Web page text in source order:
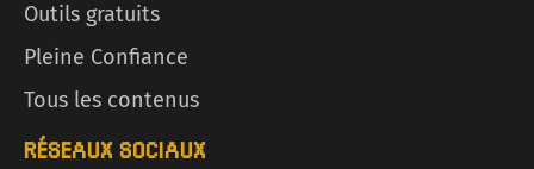
Outils gratuits
Pleine Confiance
Tous les contenus
RÉSEAUX SOCIAUX